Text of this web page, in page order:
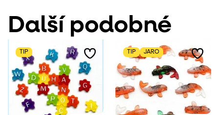
Další podobné
TIP TIP JARO